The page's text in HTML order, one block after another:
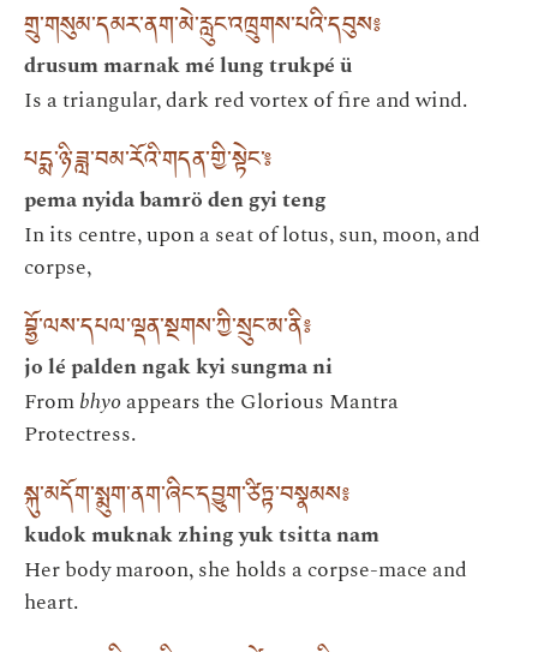
གྲུ་གསུམ་དམར་ནག་མེ་རླུང་འཁྲུགས་པའི་དབུས༔
drusum marnak mé lung trukpé ü
Is a triangular, dark red vortex of fire and wind.
པདྨ་ཉི་ཟླ་བམ་རོའི་གདན་གྱི་སྟེང་༔
pema nyida bamrö den gyi teng
In its centre, upon a seat of lotus, sun, moon, and
corpse,
བྷྱོ་ལས་དཔལ་ལྡན་སྔགས་ཀྱི་སྲུང་མ་ནི༔
jo lé palden ngak kyi sungma ni
Frombhyoappears the Glorious Mantra
Protectress.
སྐུ་མདོག་སྨུག་ནག་ཞིང་དབྱུག་ཙིཏྟ་བསྣམས༔
kudok muknak zhing yuk tsitta nam
Her body maroon, she holds a corpse-mace and
heart.